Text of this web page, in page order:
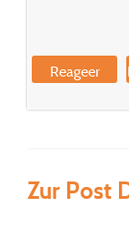
Reageer
Zur Post